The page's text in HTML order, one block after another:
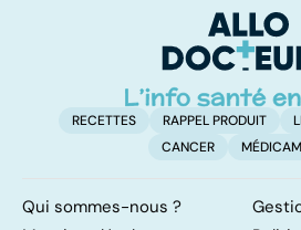
RECETTES RAPPEL PRODUIT
CANCER
Qui sommes-nous ?